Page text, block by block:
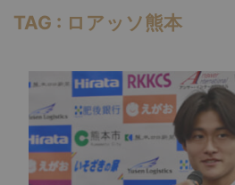
TAG : ロアッソ熊本